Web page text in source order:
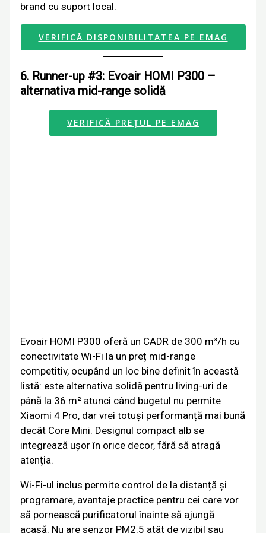
brand cu suport local.
VERIFICĂ DISPONIBILITATEA PE EMAG
6. Runner-up #3: Evoair HOMI P300 –
alternativa mid-range solidă
VERIFICĂ PREȚUL PE EMAG
Evoair HOMI P300 oferă un CADR de 300 m³/h cu
conectivitate Wi-Fi la un preț mid-range
competitiv, ocupând un loc bine definit în această
listă: este alternativa solidă pentru living-uri de
până la 36 m² atunci când bugetul nu permite
Xiaomi 4 Pro, dar vrei totuși performanță mai bună
decât Core Mini. Designul compact alb se
integrează ușor în orice decor, fără să atragă
atenția.
Wi-Fi-ul inclus permite control de la distanță și
programare, avantaje practice pentru cei care vor
să pornească purificatorul înainte să ajungă
acasă. Nu are senzor PM2.5 atât de vizibil sau